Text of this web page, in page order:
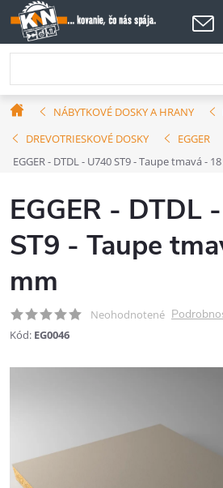
Prejsť
na
obsah
DomovNÁBYTKOVÉ DOSKY A HRANY
DREVOTRIESKOVÉ DOSKY
EGGER
EGGER - DTDL - U740 ST9 - Taupe tmavá -
EGGER - DTDL
ST9 - Taupe
mm
Neohodnotené
Kód: EG0046